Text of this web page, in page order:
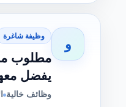
و
وظيفة شاغرة
مطلوب
يفضل
وظائف خالية